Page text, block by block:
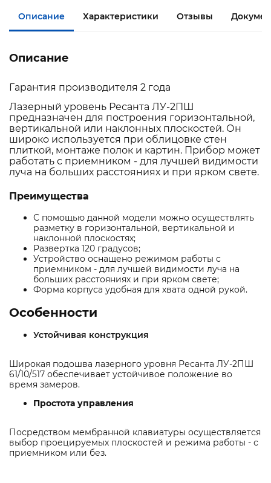
Описание Характеристики Отзывы
Описание
Гарантия производителя 2 года
Лазерный уровень Ресанта ЛУ-2ПШ
предназначен для построения горизонтальной,
вертикальной или наклонных плоскостей. Он
широко используется при облицовке стен
плиткой, монтаже полок и картин. Прибор может
работать с приемником - для лучшей видимости
луча на больших расстояниях и при ярком свете.
Преимущества
С помощью данной модели можно осуществлять
разметку в горизонтальной, вертикальной и
наклонной плоскостях;
Развертка 120 градусов;
Устройство оснащено режимом работы с
приемником - для лучшей видимости луча на
больших расстояниях и при ярком свете;
Форма корпуса удобная для хвата одной рукой.
Особенности
Устойчивая конструкция
Широкая подошва лазерного уровня Ресанта ЛУ-2ПШ
61/10/517 обеспечивает устойчивое положение во
время замеров.
Простота управления
Посредством мембранной клавиатуры осуществляется
выбор проецируемых плоскостей и режима работы - с
приемником или без.